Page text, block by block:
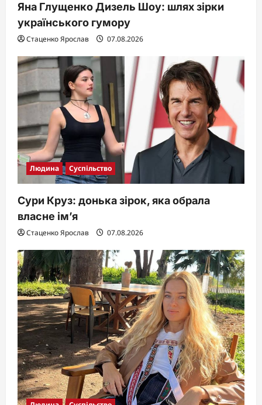
Яна Глущенко Дизель Шоу: шлях зірки
українського гумору
Стаценко Ярослав 07.08.2026
Людина Суспільство
Сури Круз: донька зірок, яка обрала
власне ім’я
Стаценко Ярослав 07.08.2026